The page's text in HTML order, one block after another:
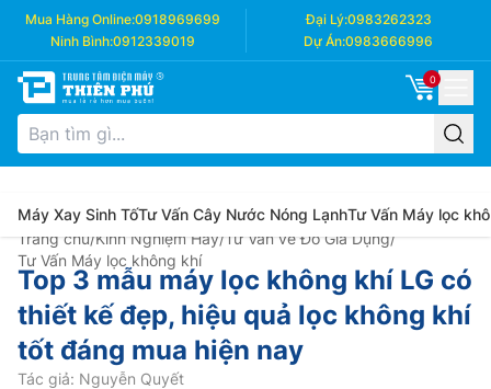
Mua Hàng Online:0918969699 Đại Lý:0983262323
Ninh Bình:0912339019 Dự Án:0983666996
0
Máy Xay Sinh TốTư Vấn Cây Nước Nóng LạnhTư Vấn Máy lọc
Trang chủ/Kinh Nghiệm Hay/Tư Vấn về Đồ Gia Dụng/
Tư Vấn Máy lọc không khí
Top 3 mẫu máy lọc không khí LG có
thiết kế đẹp, hiệu quả lọc không khí
tốt đáng mua hiện nay
Tác giả: Nguyễn Quyết